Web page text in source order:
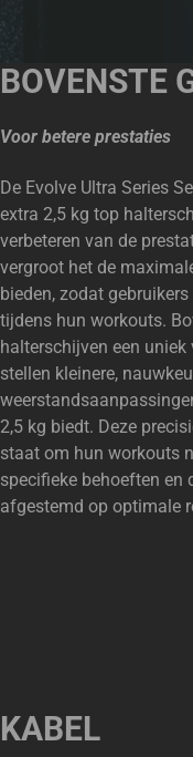
BOVENSTE
Voor betere prestaties
De Evolve Ultra Series
extra 2,5 kg top
verbeteren van de
vergroot het de
bieden, zodat
tijdens hun workouts.
halterschijven een
stellen kleinere,
2,5 kg biedt. Deze
staat om hun workouts
specifieke behoeften en
afgestemd op optimale
KABEL